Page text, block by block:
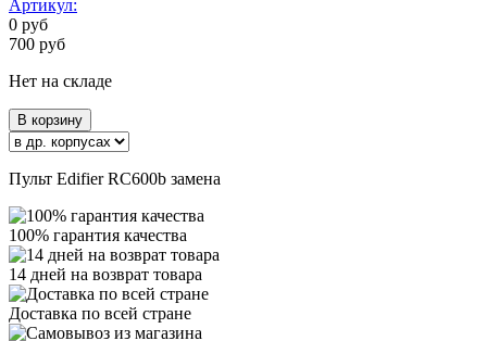
Артикул:
0 руб
700 руб
Нет на складе
В корзину
Пульт Edifier RC600b замена
100% гарантия качества
14 дней на возврат товара
Доставка по всей стране